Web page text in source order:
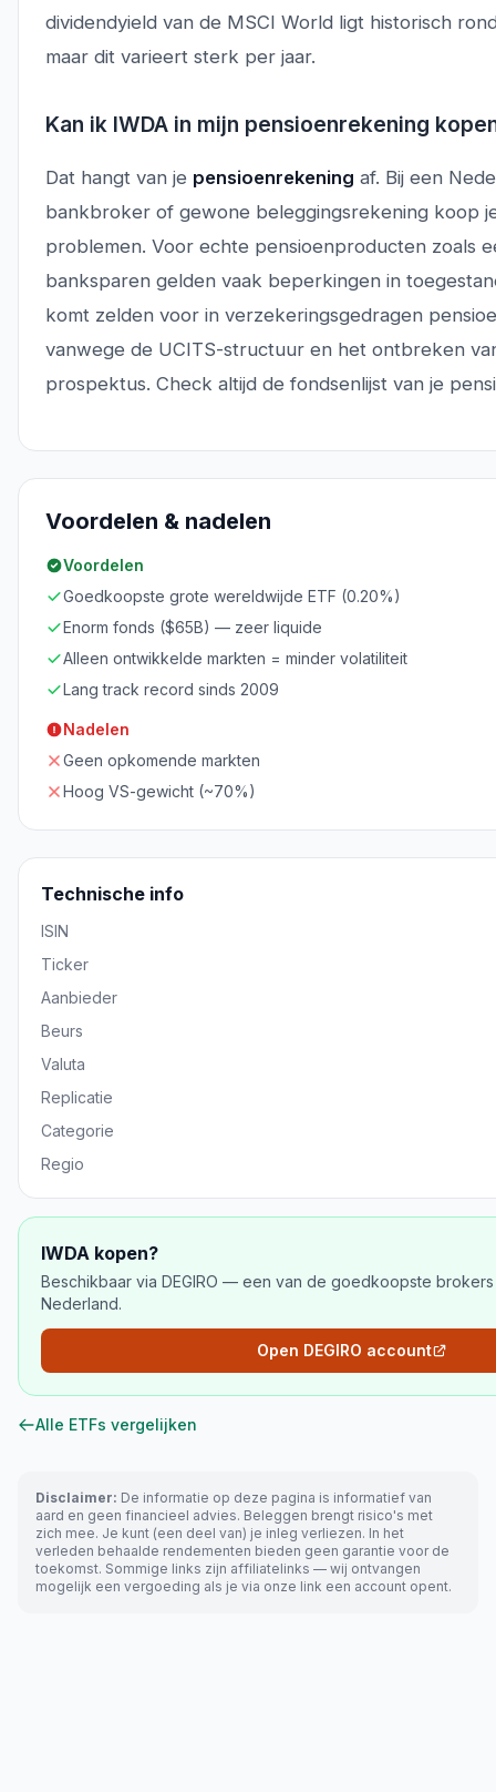
dividendyield van de MSCI World ligt historisch
maar dit varieert sterk per jaar.
Kan ik IWDA in mijn pensioenrekening
Dat hangt van je pensioenrekening af. Bij een
bankbroker of gewone beleggingsrekening koop
problemen. Voor echte pensioenproducten zoals
banksparen gelden vaak beperkingen in
komt zelden voor in verzekeringsgedragen
vanwege de UCITS-structuur en het ontbreken
prospektus. Check altijd de fondsenlijst van je
Voordelen & nadelen
Voordelen
Goedkoopste grote wereldwijde ETF (0.20%)
Enorm fonds ($65B) — zeer liquide
Alleen ontwikkelde markten = minder volatiliteit
Lang track record sinds 2009
Nadelen
Geen opkomende markten
Hoog VS-gewicht (~70%)
Technische info
ISIN
Ticker
Aanbieder
Beurs
Valuta
Replicatie
Categorie
Regio
IWDA kopen?
Beschikbaar via DEGIRO — een van de goedkoopste
Nederland.
Open DEGIRO account
Alle ETFs vergelijken
Disclaimer: De informatie op deze pagina is informatief van
aard en geen financieel advies. Beleggen brengt risico's met
zich mee. Je kunt (een deel van) je inleg verliezen. In het
verleden behaalde rendementen bieden geen garantie voor de
toekomst. Sommige links zijn affiliatelinks — wij ontvangen
mogelijk een vergoeding als je via onze link een account opent.